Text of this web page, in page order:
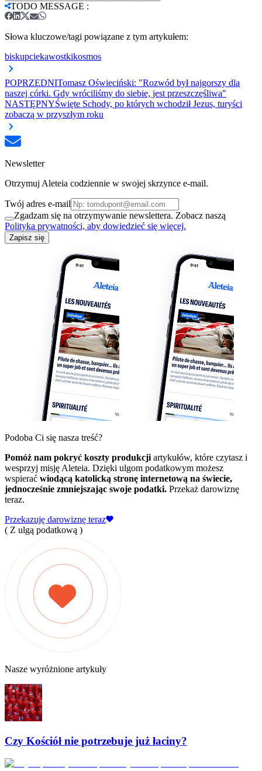
TODO MESSAGE :
Słowa kluczowe/tagi powiązane z tym artykułem:
biskupciekawostkikosmos
POPRZEDNITomasz Oświeciński: "Rozwód był najgorszy dla
naszej córki. Gdy wróciliśmy do siebie, jest przeszczęśliwa"
NASTĘPNYŚwięte Schody, po których wchodził Jezus, turyści
zobaczą w przyszłym roku
Newsletter
Otrzymuj Aleteia codziennie w swojej skrzynce e-mail.
Twój adres e-mail
Zgadzam się na otrzymywanie newslettera. Zobacz naszą
Polityka prywatności, aby dowiedzieć się więcej.
Zapisz się
Podoba Ci się nasza treść?
Pomóż nam pokryć koszty produkcji artykułów, które czytasz i
wesprzyj misję Aleteia. Dzięki ulgom podatkowym możesz
wspierać wiodącą katolicką stronę internetową na świecie,
jednocześnie zmniejszając swoje podatki. Przekaż darowiznę
teraz.
Przekazuję darowiznę teraz
( Z ulgą podatkową )
Nasze wyróżnione artykuły
Czy Kościół nie potrzebuje już łaciny?